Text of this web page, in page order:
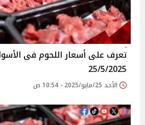
25/5/2025
الأحد 25/مايو/2025 - 10:54 ص